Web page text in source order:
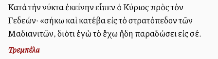
Κατὰ τὴν νύκτα ἐκείνην εἶπεν ὁ Κύριος πρὸς τὸν
Γεδεών· «σήκω καὶ κατέβα εἰς τὸ στρατόπεδον τῶν
Μαδιανιτῶν, διότι ἐγὼ τὸ ἔχω ἤδη παραδώσει εἰς σέ.
Τρεμπέλα